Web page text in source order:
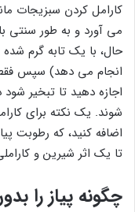
کارامل کردن سبزیجات
می آورد و به طور سنتی
حال، با یک تابه گرم
انجام می دهد) سپس فقط
اجازه دهید تا تبخیر
شوند. یک نکته برای
اضافه کنید، که رطوبت
تا یک اثر شیرین و
چگونه پیاز را